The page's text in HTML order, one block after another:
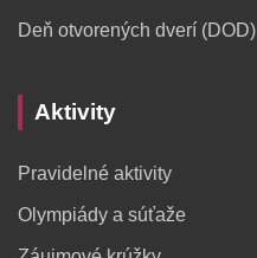
Deň otvorených dverí (DOD)
Aktivity
Pravidelné aktivity
Olympiády a súťaže